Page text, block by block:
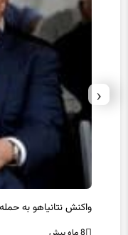
واکنش نتانیاهو به حمله
‹